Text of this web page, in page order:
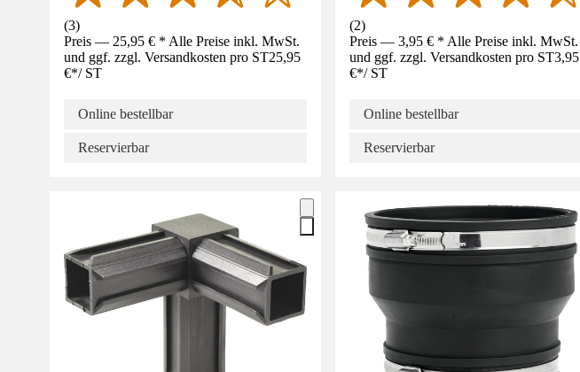
(3)
Preis — 25,95 € * Alle Preise inkl. MwSt.
und ggf. zzgl. Versandkosten pro ST25,95
€*/ ST
Online bestellbar
Reservierbar
(2)
Preis — 3,95 € * Alle Preise inkl. MwSt.
und ggf. zzgl. Versandkosten pro ST3,95
€*/ ST
Online bestellbar
Reservierbar